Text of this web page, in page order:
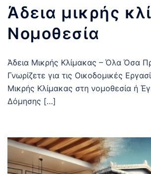
Άδεια μικρής
Νομοθεσία
Άδεια Μικρής Κλίμακας – Όλα Όσα
Γνωρίζετε για τις Οικοδομικές
Μικρής Κλίμακας στη νομοθεσία ή
Δόμησης […]